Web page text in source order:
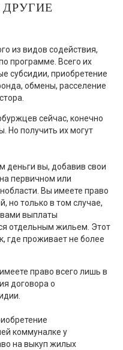
из видов содействия,
программе. Всего их
субсидии, приобретение
обмены, расселение
сейчас, конечно
Но получить их могут
деньги вы, добавив свои
первичном или
Вы имеете право
но только в том случае,
вами выплаты
отдельным жильем. Этот
где проживает не более
право всего лишь в
договора о
коммуналке у
на выкуп жилых